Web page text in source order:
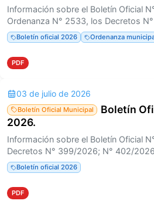
Información sobre el Boletín Oficial
Ordenanza N° 2533, los Decretos
Boletín oficial 2026 Ordenanza
PDF
03 de julio de 2026
Boletín Oficial Municipal
Boletín
2026.
Información sobre el Boletín Oficial
Decretos N° 399/2026; N° 402/2026
Boletín oficial 2026
PDF